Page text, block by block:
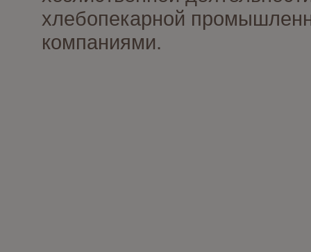
хлебопекарной
компаниями.